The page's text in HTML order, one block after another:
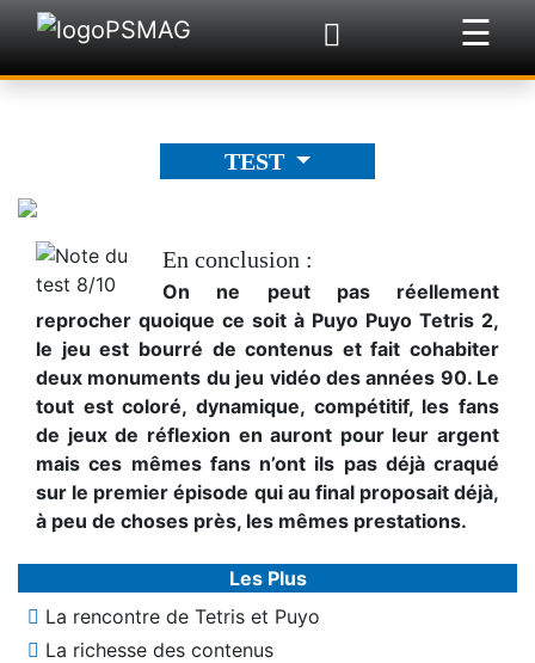
☰
×
TEST
En conclusion :
On ne peut pas réellement
reprocher quoique ce soit à Puyo Puyo Tetris 2,
le jeu est bourré de contenus et fait cohabiter
deux monuments du jeu vidéo des années 90. Le
tout est coloré, dynamique, compétitif, les fans
de jeux de réflexion en auront pour leur argent
mais ces mêmes fans n’ont ils pas déjà craqué
sur le premier épisode qui au final proposait déjà,
à peu de choses près, les mêmes prestations.
Les Plus
La rencontre de Tetris et Puyo
La richesse des contenus